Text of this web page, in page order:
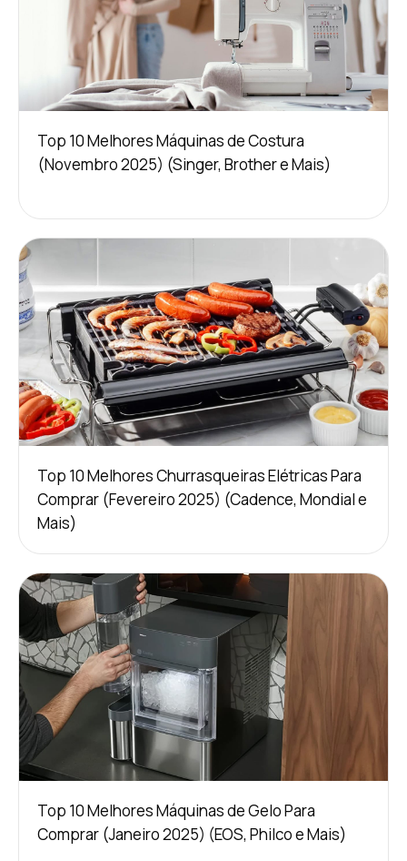
Top 10 Melhores Máquinas de Costura
(Novembro 2025) (Singer, Brother e Mais)
Top 10 Melhores Churrasqueiras Elétricas Para
Comprar (Fevereiro 2025) (Cadence, Mondial e
Mais)
Top 10 Melhores Máquinas de Gelo Para
Comprar (Janeiro 2025) (EOS, Philco e Mais)